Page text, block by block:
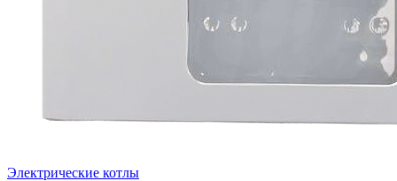
Электрические котлы